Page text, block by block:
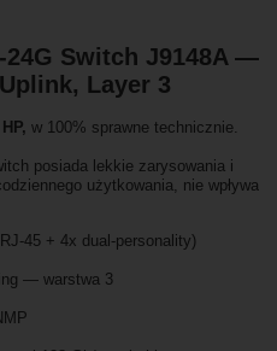
24G Switch J9148A —
Layer 3
HP, w 100% sprawne technicznie.
posiada lekkie zarysowania i
użytkowania, nie wpływa
45 + 4x dual-personality)
— warstwa 3